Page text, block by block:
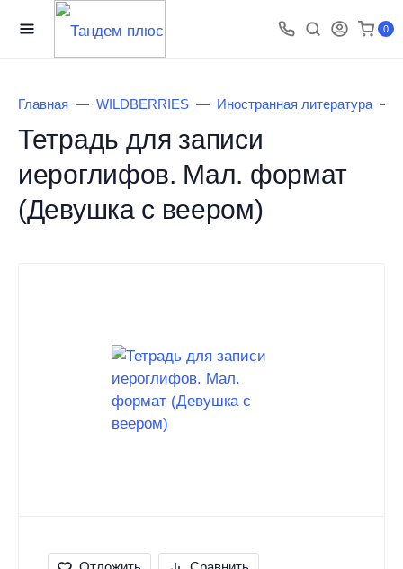
0
Главная WILDBERRIES Иностранная литература
Тетрадь для записи
иероглифов. Мал. формат
(Девушка с веером)